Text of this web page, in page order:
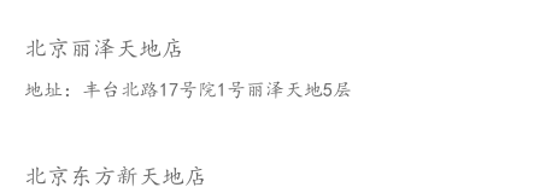
北京丽泽天地店
地址：丰台北路17号院1号丽泽天地5层
北京东方新天地店